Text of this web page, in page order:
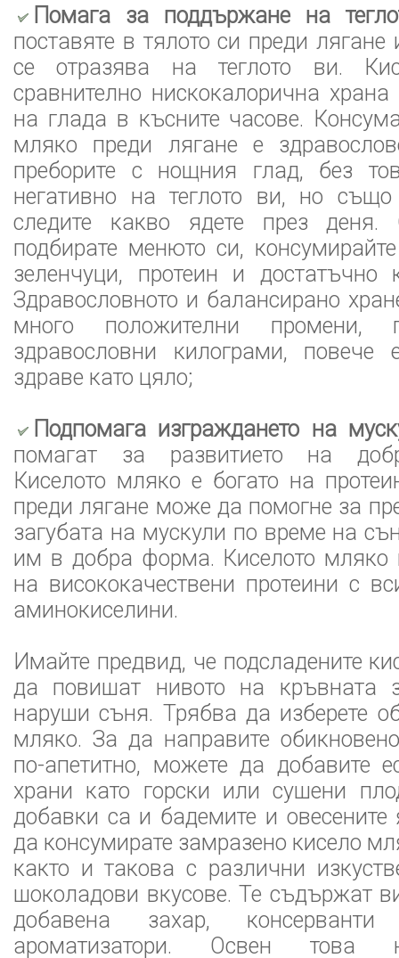
Помага за поддържане на
поставяте в тялото си преди
се отразява на теглото ви.
сравнително нискокалорична
на глада в късните часове.
мляко преди лягане е
преборите с нощния глад, без
негативно на теглото ви, но
следите какво ядете през
подбирате менюто си,
зеленчуци, протеин и достатъчно
Здравословното и балансирано
много положителни промени,
здравословни килограми, повече
здраве като цяло;
Подпомага изграждането на
помагат за развитието на
Киселото мляко е богато на
преди лягане може да помогне за
загубата на мускули по време на
им в добра форма. Киселото
на висококачествени протеини с
аминокиселини.
Имайте предвид, че подсладените
да повишат нивото на кръвната
наруши съня. Трябва да изберете
мляко. За да направите
по-апетитно, можете да добавите
храни като горски или сушени
добавки са и бадемите и овесените
да консумирате замразено кисело
както и такова с различни
шоколадови вкусове. Те съдържат
добавена захар,
ароматизатори. Освен това